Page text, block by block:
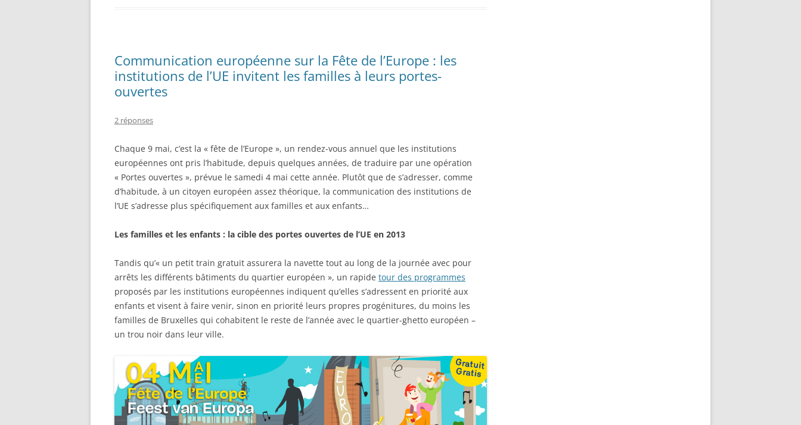
Communication européenne sur la Fête de l’Europe : les
institutions de l’UE invitent les familles à leurs portes-
ouvertes
2 réponses
Chaque 9 mai, c’est la « fête de l’Europe », un rendez-vous annuel que les institutions
européennes ont pris l’habitude, depuis quelques années, de traduire par une opération
« Portes ouvertes », prévue le samedi 4 mai cette année. Plutôt que de s’adresser, comme
d’habitude, à un citoyen européen assez théorique, la communication des institutions de
l’UE s’adresse plus spécifiquement aux familles et aux enfants…
Les familles et les enfants : la cible des portes ouvertes de l’UE en 2013
Tandis qu’« un petit train gratuit assurera la navette tout au long de la journée avec pour
arrêts les différents bâtiments du quartier européen », un rapide tour des programmes
proposés par les institutions européennes indiquent qu’elles s’adressent en priorité aux
enfants et visent à faire venir, sinon en priorité leurs propres progénitures, du moins les
familles de Bruxelles qui cohabitent le reste de l’année avec le quartier-ghetto européen –
un trou noir dans leur ville.